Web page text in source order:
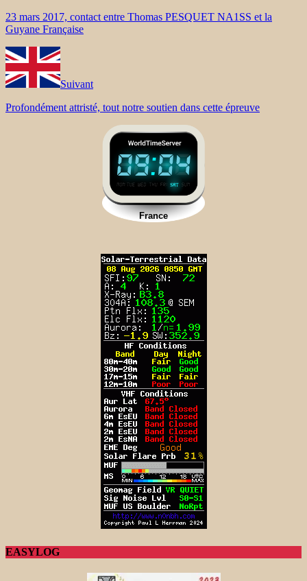
23 mars 2017, contact entre Thomas PESQUET NA1SS et la
Guyane Française
Suivant
Profondément attristé, tout notre soutien dans cette épreuve
EASYLOG